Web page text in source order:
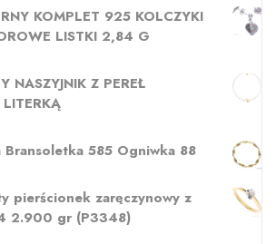
KOMPLET 925 KOLCZYKI
LISTKI 2,84 G
NASZYJNIK Z PEREŁ
Bransoletka 585 Ogniwka 88
pierścionek zaręczynowy z
2.900 gr (P3348)